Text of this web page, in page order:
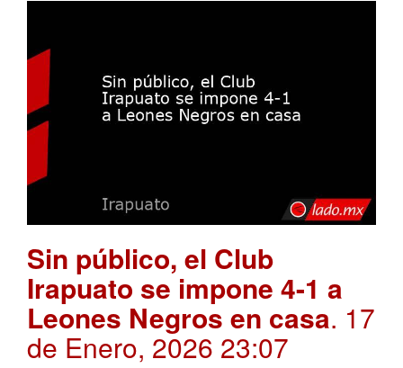
Sin público, el Club
Irapuato se impone 4-1 a
Leones Negros en casa. 17
de Enero, 2026 23:07